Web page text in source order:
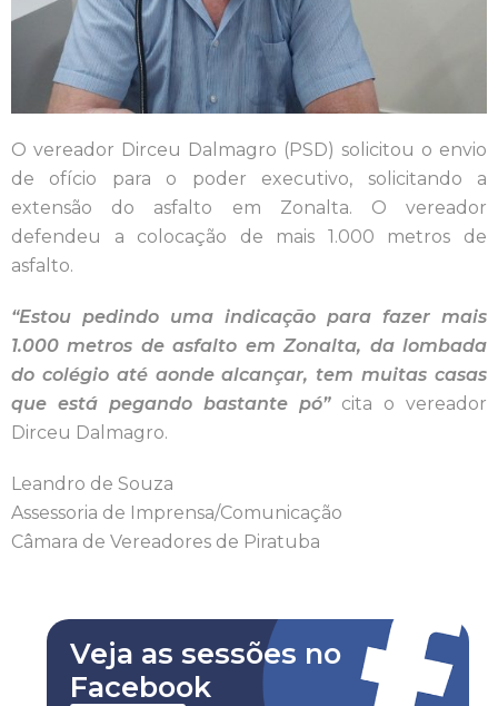
O vereador Dirceu Dalmagro (PSD) solicitou o envio
de ofício para o poder executivo, solicitando a
extensão do asfalto em Zonalta. O vereador
defendeu a colocação de mais 1.000 metros de
asfalto.
“Estou pedindo uma indicação para fazer mais
1.000 metros de asfalto em Zonalta, da lombada
do colégio até aonde alcançar, tem muitas casas
que está pegando bastante pó” cita o vereador
Dirceu Dalmagro.
Leandro de Souza
Assessoria de Imprensa/Comunicação
Câmara de Vereadores de Piratuba
Veja as sessões no
Facebook